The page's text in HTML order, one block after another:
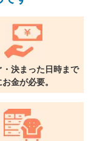
・決まった日時まで
お金が必要。